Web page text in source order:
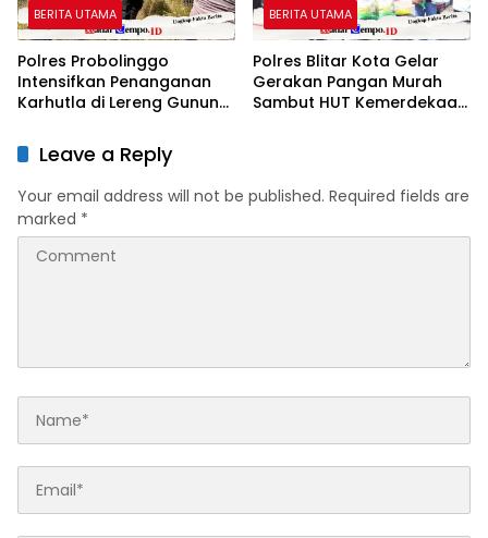
BERITA UTAMA
Polres Probolinggo
Intensifkan Penanganan
Karhutla di Lereng Gunung
BERITA UTAMA
Polres Blitar Kota Gelar
Gerakan Pangan Murah
Sambut HUT Kemerdekaan
Leave a Reply
Your email address will not be published. Required fields are
marked *